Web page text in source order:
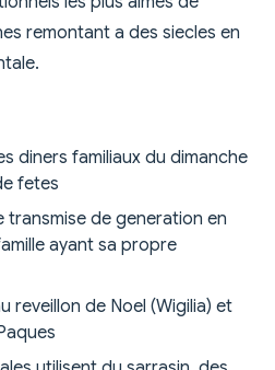
remontant a des siecles en
diners familiaux du dimanche
fetes
transmise de generation en
ayant sa propre
reveillon de Noel (Wigilia) et